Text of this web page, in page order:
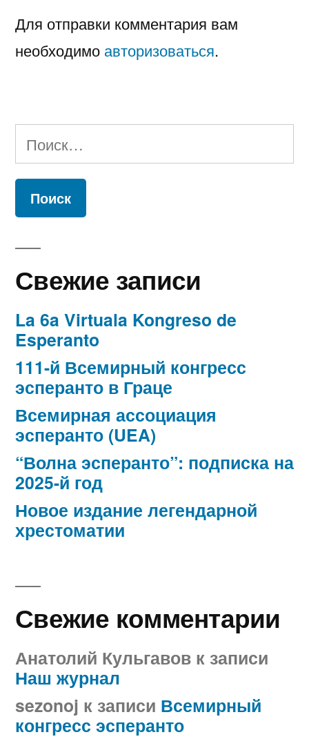
Для отправки комментария вам
необходимо авторизоваться.
Найти:
Свежие записи
La 6a Virtuala Kongreso de
Esperanto
111-й Всемирный конгресс
эсперанто в Граце
Всемирная ассоциация
эсперанто (UEA)
“Волна эсперанто”: подписка на
2025-й год
Новое издание легендарной
хрестоматии
Свежие комментарии
Анатолий Кульгавов к записи
Наш журнал
sezonoj к записи Всемирный
конгресс эсперанто